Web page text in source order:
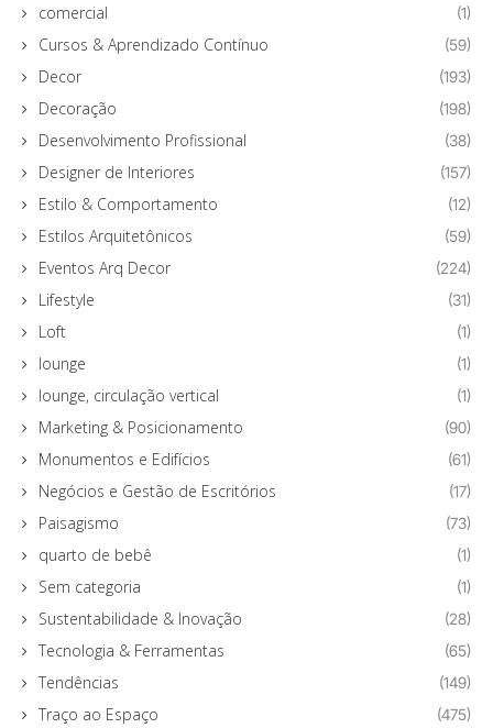
comercial (1)
Cursos & Aprendizado Contínuo (59)
Decor (193)
Decoração (198)
Desenvolvimento Profissional (38)
Designer de Interiores (157)
Estilo & Comportamento (12)
Estilos Arquitetônicos (59)
Eventos Arq Decor (224)
Lifestyle (31)
Loft (1)
lounge (1)
lounge, circulação vertical (1)
Marketing & Posicionamento (90)
Monumentos e Edifícios (61)
Negócios e Gestão de Escritórios (17)
Paisagismo (73)
quarto de bebê (1)
Sem categoria (1)
Sustentabilidade & Inovação (28)
Tecnologia & Ferramentas (65)
Tendências (149)
Traço ao Espaço (475)